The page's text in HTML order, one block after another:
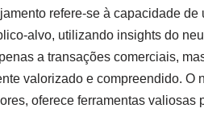
refere-se à capacidade
alvo, utilizando insights do
a transações comerciais,
valorizado e compreendido.
oferece ferramentas